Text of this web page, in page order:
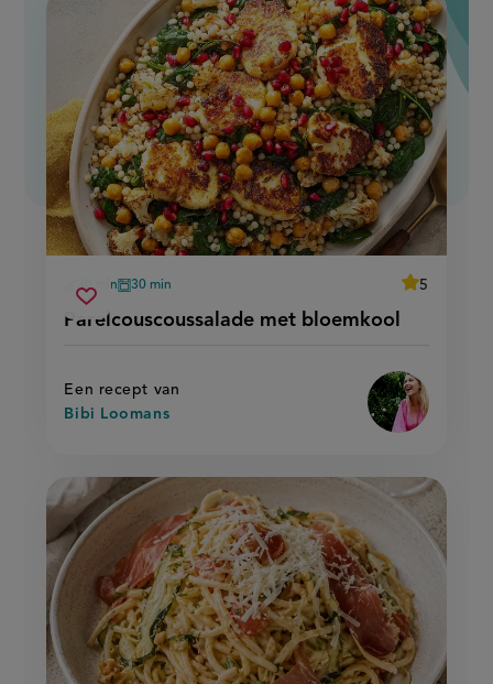
Parelcouscoussalade met bloemkool
voorbereidingstijd
30 min
oventijd
30 min
average
5
Beoordeel
bloemkool'
Een recept van
Bibi Loomans
Sla
parelcouscoussalade
met
bloemkool